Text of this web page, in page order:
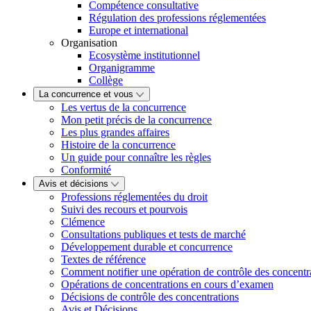
Compétence consultative
Régulation des professions réglementées
Europe et international
Organisation
Ecosystème institutionnel
Organigramme
Collège
La concurrence et vous
Les vertus de la concurrence
Mon petit précis de la concurrence
Les plus grandes affaires
Histoire de la concurrence
Un guide pour connaître les règles
Conformité
Avis et décisions
Professions réglementées du droit
Suivi des recours et pourvois
Clémence
Consultations publiques et tests de marché
Développement durable et concurrence
Textes de référence
Comment notifier une opération de contrôle des
Opérations de concentrations en cours d’examen
Décisions de contrôle des concentrations